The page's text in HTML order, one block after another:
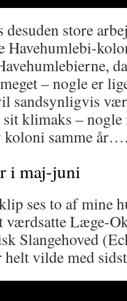
store
Havehumlebi-
– nogle er
sandsynligvis
klimaks – nogle
koloni samme
i maj-juni
ses to af mine
Læge-
Slangehoved
vilde med